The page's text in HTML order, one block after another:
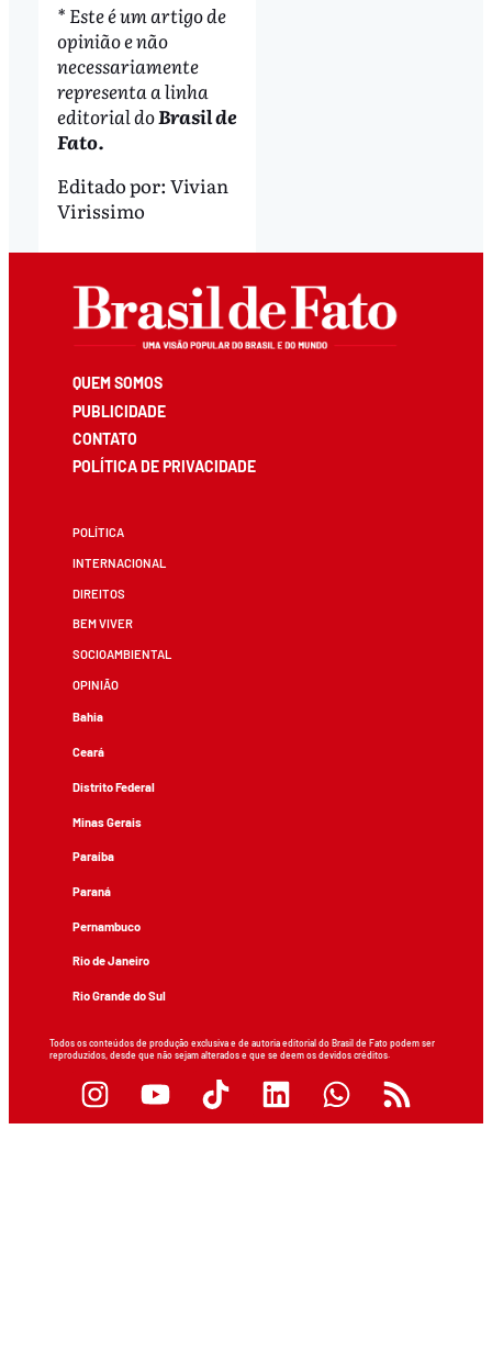
* Este é um artigo de
opinião e não
necessariamente
representa a linha
editorial doBrasil de
Fato.
Editado por: Vivian
Virissimo
QUEM SOMOS
PUBLICIDADE
CONTATO
POLÍTICA DE PRIVACIDADE
POLÍTICA
INTERNACIONAL
DIREITOS
BEM VIVER
SOCIOAMBIENTAL
OPINIÃO
Bahia
Ceará
Distrito Federal
Minas Gerais
Paraíba
Paraná
Pernambuco
Rio de Janeiro
Rio Grande do Sul
Todos os conteúdos de produção exclusiva e de autoria editorial do Brasil de Fato podem ser
reproduzidos, desde que não sejam alterados e que se deem os devidos créditos.